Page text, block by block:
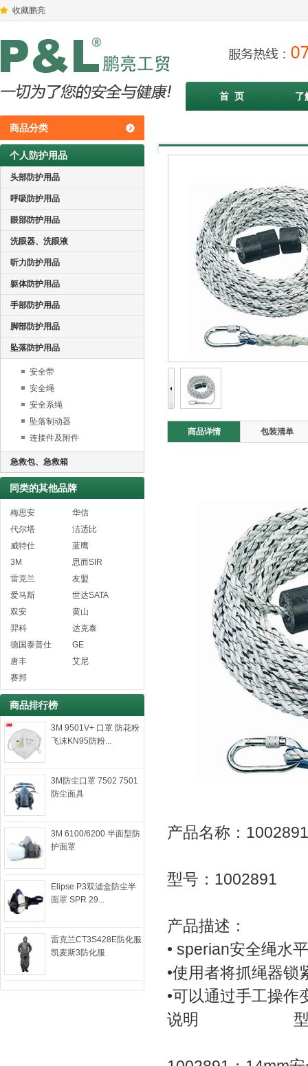
收藏鹏亮
首 页 了
商品分类
个人防护用品
头部防护用品
呼吸防护用品
眼部防护用品
洗眼器、洗眼液
听力防护用品
躯体防护用品
手部防护用品
脚部防护用品
坠落防护用品
安全带
安全绳
安全系绳
坠落制动器
连接件及附件
急救包、急救箱
同类的其他品牌
梅思安
华信
代尔塔
洁适比
威特仕
蓝鹰
3M
思而SIR
雷克兰
友盟
爱马斯
世达SATA
双安
黄山
羿科
达克泰
德国泰普仕
GE
唐丰
艾尼
赛邦
商品排行榜
3M 9501V+ 口罩 防花粉
飞沫KN95防粉...
3M防尘口罩 7502 7501
防尘面具
3M 6100/6200 半面型防
护面罩
Elipse P3双滤盒防尘半
面罩 SPR 29...
雷克兰CT3S428E防化服
凯麦斯3防化服
商品详情 包装清单
产品名称：
型号：1002891
产品描述：
• sperian安全绳水
•使用者将抓绳器锁
•可以通过手工操作
说明 型